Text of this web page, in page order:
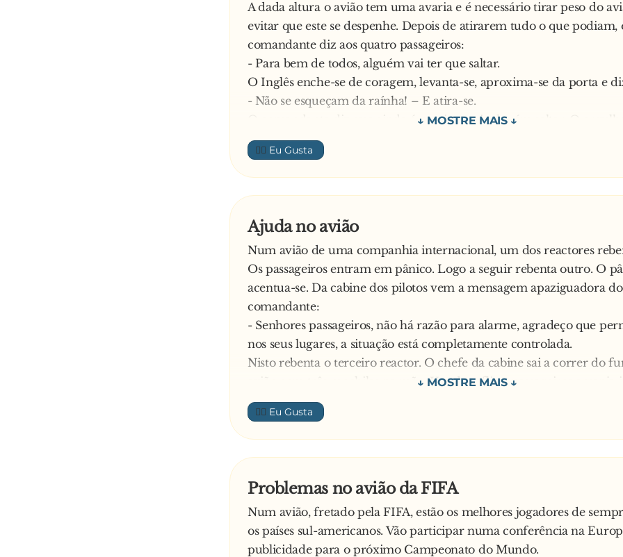
A dada altura o avião tem uma avaria e é necessário tirar peso do
evitar que este se despenhe. Depois de atirarem tudo o que podiam,
comandante diz aos quatro passageiros:
- Para bem de todos, alguém vai ter que saltar.
O Inglês enche-se de coragem, levanta-se, aproxima-se da porta e
- Não se esqueçam da raínha! – E atira-se.
O comandante diz que ainda é preciso mais alguém saltar. O
para não ficar atrás do Inglês, aproxima-se da porta e grita:
- Não se esqueçam de Joana D’Arc! – E salta.
Dali a nada o comandante torna a dizer que falta saltar mais um. O
levanta-se e grita:
👍🏼
Ajuda no avião
Num avião de uma companhia internacional, um dos reactores
Os passageiros entram em pânico. Logo a seguir rebenta outro. O
acentua-se. Da cabine dos pilotos vem a mensagem apaziguadora do
comandante:
- Senhores passageiros, não há razão para alarme, agradeço que
nos seus lugares, a situação está completamente controlada.
Nisto rebenta o terceiro reactor. O chefe da cabine sai a correr do
avião com três mochilas na mão. Um dos aflitos passageiros arranja
- Desculpe, isso que leva aí é o quê?
- São para-quedas para a tripulação – responde o tripulante.
Exclama o passageiro:
- Mas o capitão acabou de dizer que está tudo sob controle!
- E está! Nós vamos só sair um bocadinho para ir buscar ajuda
👍🏼
Problemas no avião da FIFA
Num avião, fretado pela FIFA, estão os melhores jogadores de
os países sul-americanos. Vão participar numa conferência na
publicidade para o próximo Campeonato do Mundo.